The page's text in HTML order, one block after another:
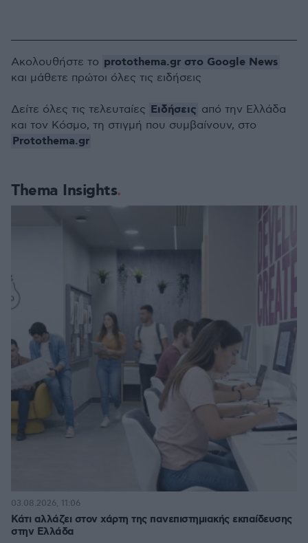
Thema Insights
Κάτι αλλάζει στον χάρτη της πανεπιστημιακής εκπαίδευσης
στην Ελλάδα
03.08.2026, 11:06
Ακολουθήστε το protothema.gr στο Google News
και μάθετε πρώτοι όλες τις ειδήσεις
Δείτε όλες τις τελευταίες Ειδήσεις από την Ελλάδα
και τον Κόσμο, τη στιγμή που συμβαίνουν, στο
Protothema.gr